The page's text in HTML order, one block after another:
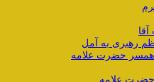
رهبری به آمل
حضرت علامه
حضرت علامه